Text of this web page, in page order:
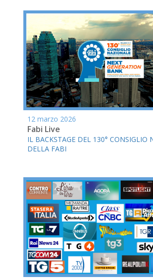
12 marzo 2026
Fabi Live
IL BACKSTAGE DEL 130° CONSIGLIO
DELLA FABI